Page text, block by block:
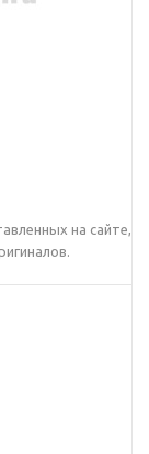
на сайте,